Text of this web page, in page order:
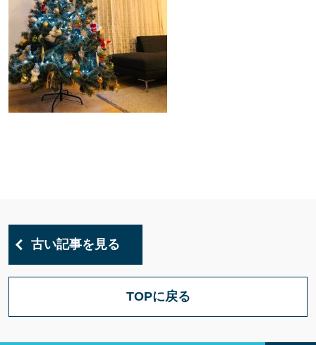
古い記事を見る
TOPに戻る